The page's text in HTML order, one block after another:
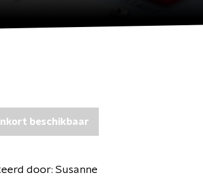
beschikbaar
door: Susanne